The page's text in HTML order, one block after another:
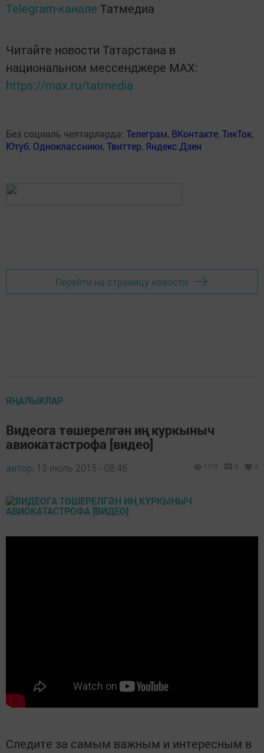
Telegram-канале Татмедиа
Читайте новости Татарстана в
национальном мессенджере MАХ:
https://max.ru/tatmedia
Без социаль челтәрләрдә: Телеграм, ВКонтакте,ТикТок,
Ютуб, Одноклассники,Твиттер, Яндекс.Дзен
Перейти на страницу новости
ЯҢАЛЫКЛАР
Видеога төшерелгән иң куркыныч
авиокатастрофа [видео]
автор, 13 июль 2015 - 08:46 1112 0 0
Следите за самым важным и интересным в